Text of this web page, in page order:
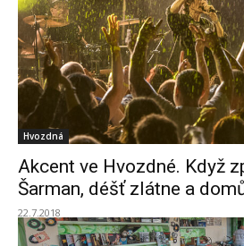
Hvozdná
Akcent ve Hvozdné. Když
Šarman, déšť zlátne a
22.7.2018